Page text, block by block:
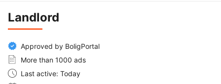
Landlord
Approved by BoligPortal
More than 1000 ads
Last active: Today